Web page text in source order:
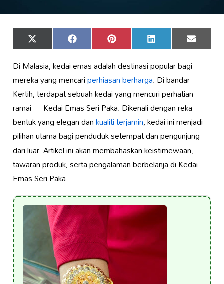
Share
on
X
(Twitter)
Share
on
Facebook Share
on
Pinterest Share
on
LinkedIn Share
on
Email
Di Malasia, kedai emas adalah destinasi popular bagi
mereka yang mencariperhiasan berharga. Di bandar
Kertih, terdapat sebuah kedai yang mencuri perhatian
ramai—Kedai Emas Seri Paka. Dikenali dengan reka
bentuk yang elegan dankualiti terjamin, kedai ini menjadi
pilihan utama bagi penduduk setempat dan pengunjung
dari luar. Artikel ini akan membahaskan keistimewaan,
tawaran produk, serta pengalaman berbelanja di Kedai
Emas Seri Paka.